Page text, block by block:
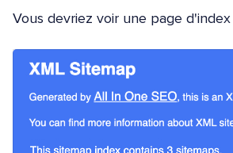
Vous devriez voir une page